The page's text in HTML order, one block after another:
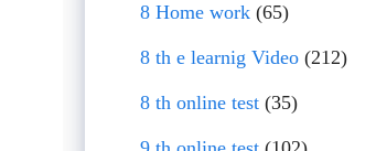
8 Home work(65)
8 th e learnig Video(212)
8 th online test(35)